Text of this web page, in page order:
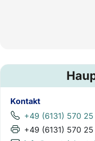
Kontakt
+49 (6131) 570
+49 (6131) 570